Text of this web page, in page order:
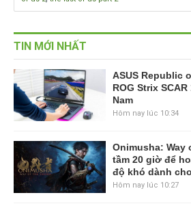
TIN MỚI NHẤT
ASUS Republic
ROG Strix
Nam
Hôm nay lúc 10:34
Onimusha: Way
tầm 20 giờ để
độ khó dành
Hôm nay lúc 10:27